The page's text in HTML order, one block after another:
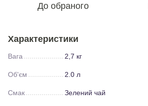
До обраного
Характеристики
Вага 2,7 кг
Об'єм 2.0 л
Смак Зелений чай